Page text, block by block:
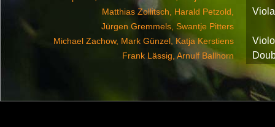
Matthias Zollitsch, Harald Petzold,
Jürgen Gremmels, Swantje Pitters
Michael Zachow, Mark Günzel, Katja Kerstiens
Frank Lässig, Arnulf Ballhorn
Amé Toki, Sabine Lässig, Christoph Selbach
Christoph Selbach